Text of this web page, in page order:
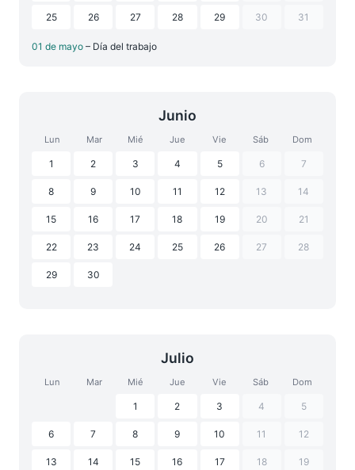
25 26 27 28 29 30 31
01 de mayo – Día del trabajo
Junio
Lun Mar Mié Jue Vie Sáb Dom
1 2 3 4 5 6 7
8 9 10 11 12 13 14
15 16 17 18 19 20 21
22 23 24 25 26 27 28
29 30
Julio
Lun Mar Mié Jue Vie Sáb Dom
1 2 3 4 5
6 7 8 9 10 11 12
13 14 15 16 17 18 19